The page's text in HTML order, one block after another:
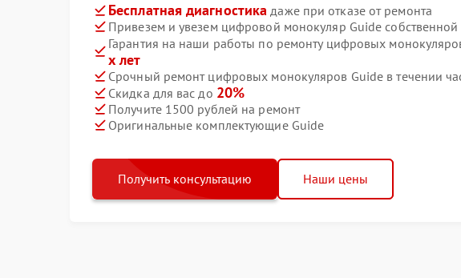
Бесплатная диагностика даже при отказе от ремонта
Привезем и увезем цифровой монокуляр Guide собственной
Гарантия на наши работы по ремонту цифровых
х лет
Срочный ремонт цифровых монокуляров Guide в течении
Скидка для вас до 20%
Получите 1500 рублей на ремонт
Оригинальные комплектующие Guide
Получить консультацию Наши цены